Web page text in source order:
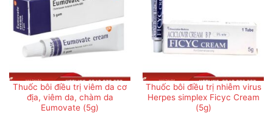
Thuốc bôi điều trị viêm da cơ
địa, viêm da, chàm da
Eumovate (5g)
Thuốc bôi điều trị nhiễm virus
Herpes simplex Ficyc Cream
(5g)